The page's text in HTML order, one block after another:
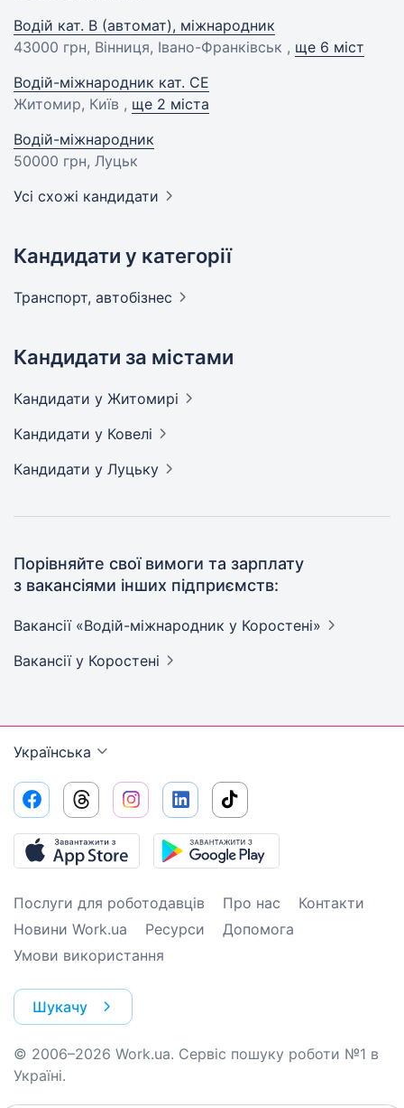
Водій кат. B (автомат), міжнародник
43000 грн, Вінниця, Івано-Франківськ , ще 6 міст
Водій-міжнародник кат. СЕ
Житомир, Київ , ще 2 міста
Водій-міжнародник
50000 грн, Луцьк
Усі схожі кандидати
Кандидати у категорії
Транспорт, автобізнес
Кандидати за містами
Кандидати у Житомирі
Кандидати у Ковелі
Кандидати у Луцьку
Порівняйте свої вимоги та зарплату
з вакансіями інших підприємств:
Вакансії «Водій-міжнародник у Коростені»
Вакансії у Коростені
Українська
Послуги для роботодавців Про нас
Контакти
Новини Work.ua
Ресурси
Допомога
Умови використання
Шукачу
© 2006–2026 Work.ua. Сервіс пошуку роботи №1 в
Україні.